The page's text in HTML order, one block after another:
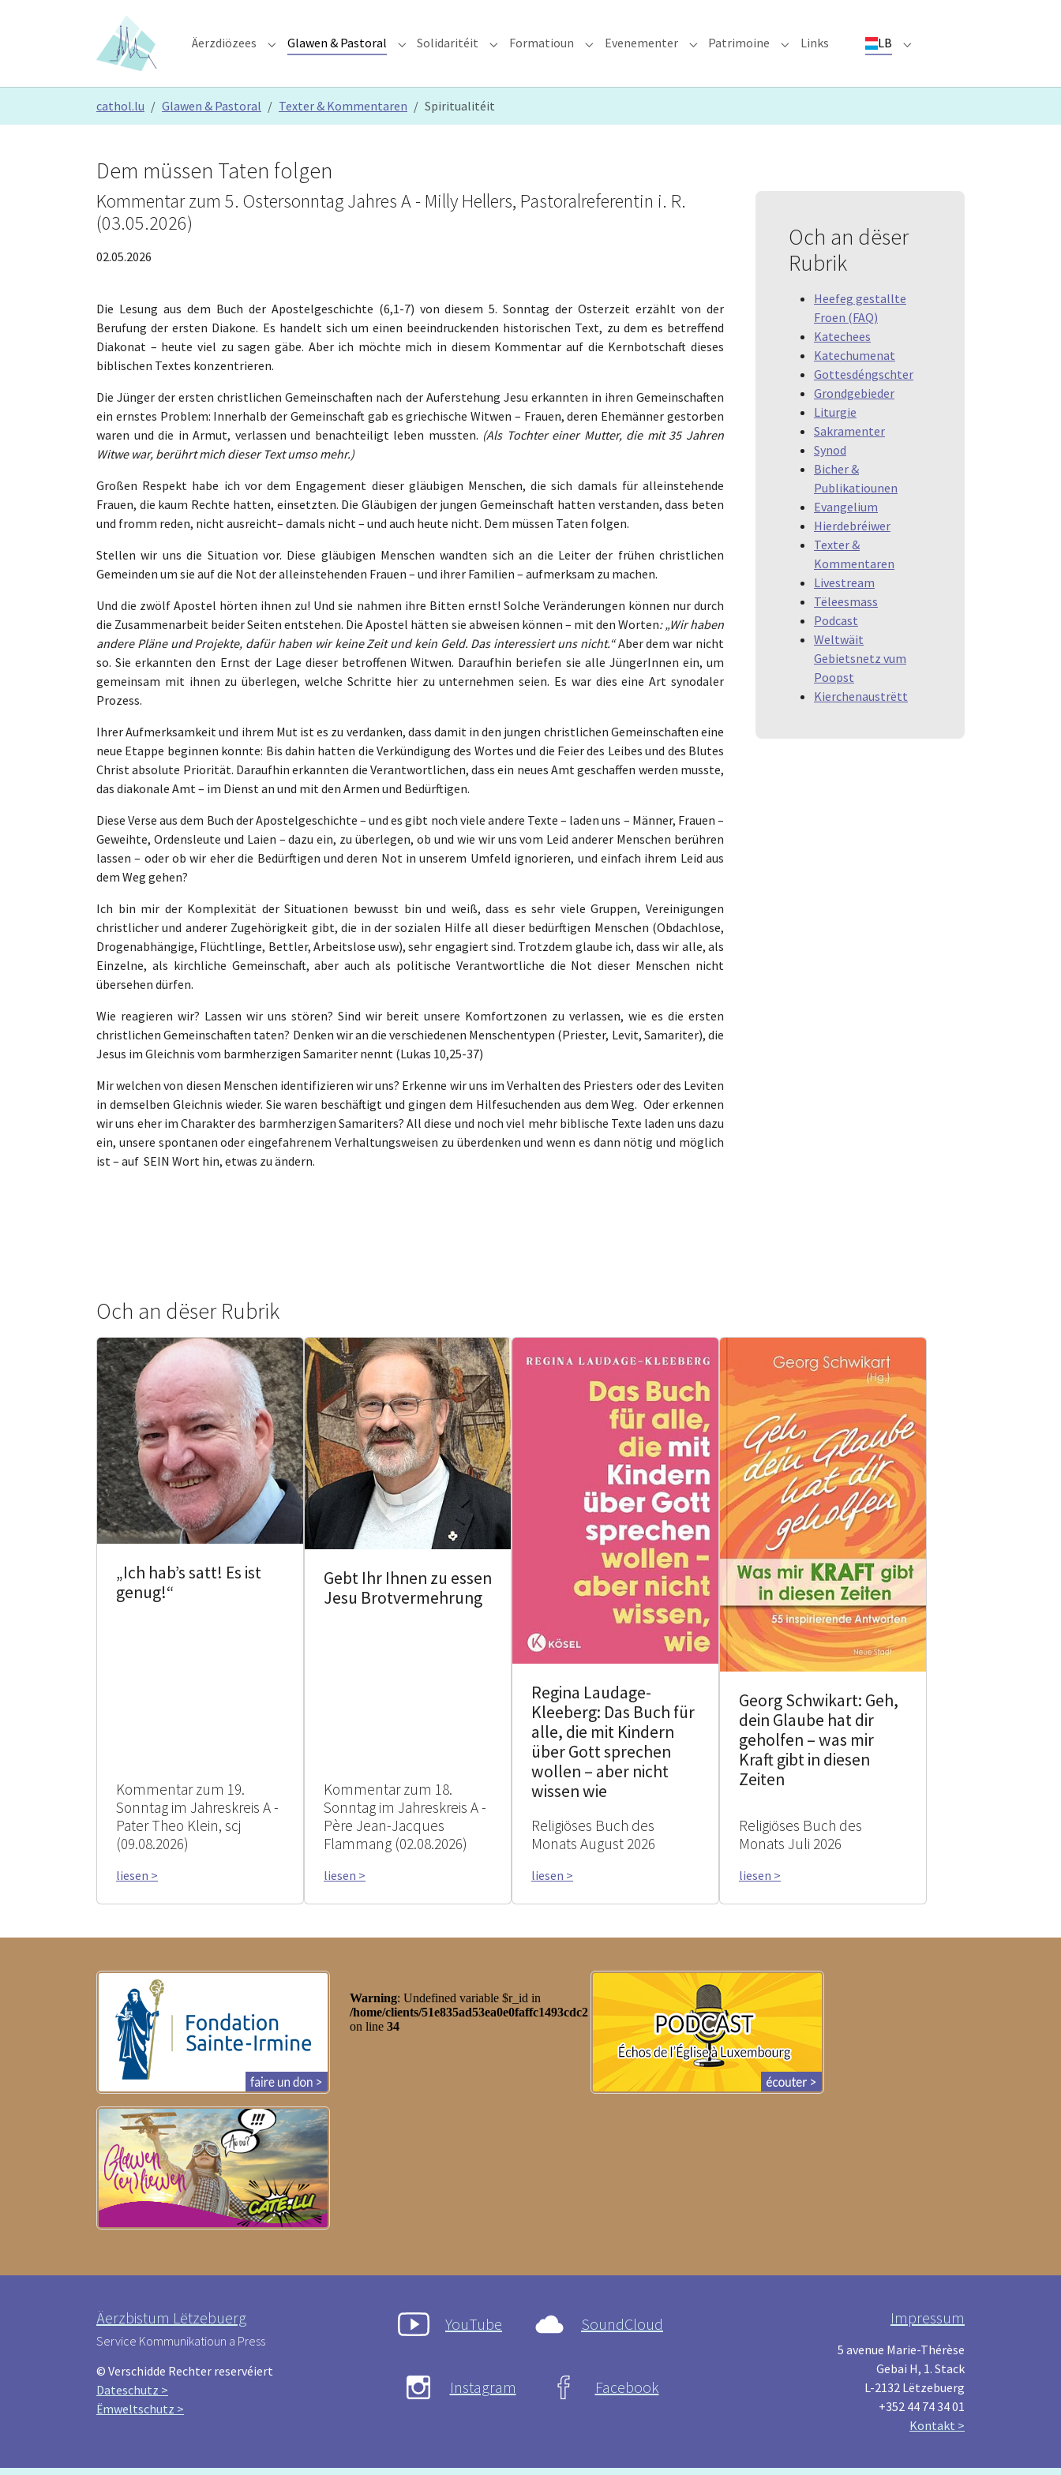
Äerzdiözees Submenu for "Äerzdiözees"
Glawen & Pastoral Submenu for "Glawen & Pastoral"
Solidaritéit Submenu for "Solidaritéit"
Formatioun Submenu for "Formatioun"
Evenementer Submenu for "Evenementer"
Patrimoine Submenu for "Patrimoine"
Links LB Submenu for "LB"
cathol.lu Glawen & Pastoral Texter & Kommentaren Spiritualitéit
Dem müssen Taten folgen
Kommentar zum 5. Ostersonntag Jahres A - Milly Hellers, Pastoralreferentin i. R.
(03.05.2026)
02.05.2026
Die Lesung aus dem Buch der Apostelgeschichte (6,1-7) von diesem 5. Sonntag der Osterzeit erzählt von der
Berufung der ersten Diakone. Es handelt sich um einen beeindruckenden historischen Text, zu dem es betreffend
Diakonat – heute viel zu sagen gäbe. Aber ich möchte mich in diesem Kommentar auf die Kernbotschaft dieses
biblischen Textes konzentrieren.
Die Jünger der ersten christlichen Gemeinschaften nach der Auferstehung Jesu erkannten in ihren Gemeinschaften
ein ernstes Problem: Innerhalb der Gemeinschaft gab es griechische Witwen – Frauen, deren Ehemänner gestorben
waren und die in Armut, verlassen und benachteiligt leben mussten. (Als Tochter einer Mutter, die mit 35 Jahren
Witwe war, berührt mich dieser Text umso mehr.)
Großen Respekt habe ich vor dem Engagement dieser gläubigen Menschen, die sich damals für alleinstehende
Frauen, die kaum Rechte hatten, einsetzten. Die Gläubigen der jungen Gemeinschaft hatten verstanden, dass beten
und fromm reden, nicht ausreicht– damals nicht – und auch heute nicht. Dem müssen Taten folgen.
Stellen wir uns die Situation vor. Diese gläubigen Menschen wandten sich an die Leiter der frühen christlichen
Gemeinden um sie auf die Not der alleinstehenden Frauen – und ihrer Familien – aufmerksam zu machen.
Und die zwölf Apostel hörten ihnen zu! Und sie nahmen ihre Bitten ernst! Solche Veränderungen können nur durch
die Zusammenarbeit beider Seiten entstehen. Die Apostel hätten sie abweisen können – mit den Worten: „Wir haben
andere Pläne und Projekte, dafür haben wir keine Zeit und kein Geld. Das interessiert uns nicht.“Aber dem war nicht
so. Sie erkannten den Ernst der Lage dieser betroffenen Witwen. Daraufhin beriefen sie alle JüngerInnen ein, um
gemeinsam mit ihnen zu überlegen, welche Schritte hier zu unternehmen seien. Es war dies eine Art synodaler
Prozess.
Ihrer Aufmerksamkeit und ihrem Mut ist es zu verdanken, dass damit in den jungen christlichen Gemeinschaften eine
neue Etappe beginnen konnte: Bis dahin hatten die Verkündigung des Wortes und die Feier des Leibes und des Blutes
Christ absolute Priorität. Daraufhin erkannten die Verantwortlichen, dass ein neues Amt geschaffen werden musste,
das diakonale Amt – im Dienst an und mit den Armen und Bedürftigen.
Diese Verse aus dem Buch der Apostelgeschichte – und es gibt noch viele andere Texte – laden uns – Männer, Frauen –
Geweihte, Ordensleute und Laien – dazu ein, zu überlegen, ob und wie wir uns vom Leid anderer Menschen berühren
lassen – oder ob wir eher die Bedürftigen und deren Not in unserem Umfeld ignorieren, und einfach ihrem Leid aus
dem Weg gehen?
Ich bin mir der Komplexität der Situationen bewusst bin und weiß, dass es sehr viele Gruppen, Vereinigungen
christlicher und anderer Zugehörigkeit gibt, die in der sozialen Hilfe all dieser bedürftigen Menschen (Obdachlose,
Drogenabhängige, Flüchtlinge, Bettler, Arbeitslose usw), sehr engagiert sind. Trotzdem glaube ich, dass wir alle, als
Einzelne, als kirchliche Gemeinschaft, aber auch als politische Verantwortliche die Not dieser Menschen nicht
übersehen dürfen.
Wie reagieren wir? Lassen wir uns stören? Sind wir bereit unsere Komfortzonen zu verlassen, wie es die ersten
christlichen Gemeinschaften taten? Denken wir an die verschiedenen Menschentypen (Priester, Levit, Samariter), die
Jesus im Gleichnis vom barmherzigen Samariter nennt (Lukas 10,25-37)
Mir welchen von diesen Menschen identifizieren wir uns? Erkenne wir uns im Verhalten des Priesters oder des Leviten
in demselben Gleichnis wieder. Sie waren beschäftigt und gingen dem Hilfesuchenden aus dem Weg. Oder erkennen
wir uns eher im Charakter des barmherzigen Samariters? All diese und noch viel mehr biblische Texte laden uns dazu
ein, unsere spontanen oder eingefahrenem Verhaltungsweisen zu überdenken und wenn es dann nötig und möglich
ist – auf SEIN Wort hin, etwas zu ändern.
Och an dëser
Rubrik
Heefeg gestallte
Froen (FAQ)
Katechees
Katechumenat
Gottesdéngschter
Grondgebieder
Liturgie
Sakramenter
Synod
Bicher &
Publikatiounen
Evangelium
Hierdebréiwer
Texter &
Kommentaren
Livestream
Tëleesmass
Podcast
Weltwäit
Gebietsnetz vum
Poopst
Kierchenaustrëtt
Och an dëser Rubrik
„Ich hab’s satt! Es ist
genug!“
Kommentar zum 19.
Sonntag im Jahreskreis A -
Pater Theo Klein, scj
(09.08.2026)
liesen >
Gebt Ihr Ihnen zu essen
Jesu Brotvermehrung
Kommentar zum 18.
Sonntag im Jahreskreis A -
Père Jean-Jacques
Flammang (02.08.2026)
liesen >
Regina Laudage-
Kleeberg: Das Buch für
alle, die mit Kindern
über Gott sprechen
wollen – aber nicht
wissen wie
Religiöses Buch des
Monats August 2026
liesen >
Georg Schwikart: Geh,
dein Glaube hat dir
geholfen – was mir
Kraft gibt in diesen
Zeiten
Religiöses Buch des
Monats Juli 2026
liesen >
Äerzbistum Lëtzebuerg
Service Kommunikatioun a Press
© Verschidde Rechter reservéiert
Dateschutz >
Ëmweltschutz >
YouTube SoundCloud
Instagram Facebook
Impressum
5 avenue Marie-Thérèse
Gebai H, 1. Stack
L-2132 Lëtzebuerg
+352 44 74 34 01
Kontakt >